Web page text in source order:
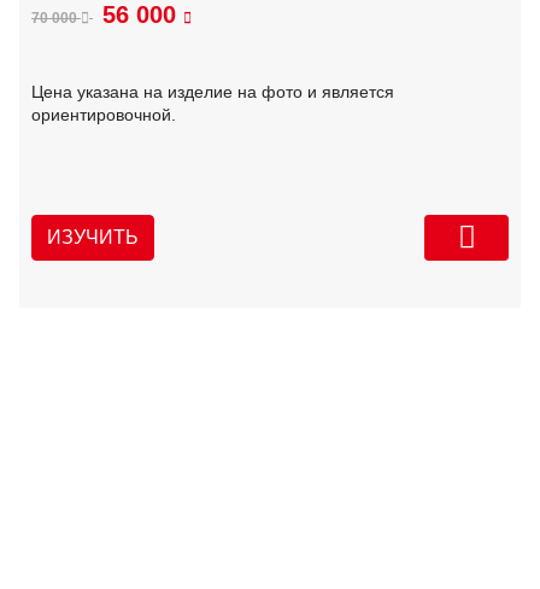
70 000 56 000
Цена указана на изделие на фото и является
ориентировочной.
ИЗУЧИТЬ